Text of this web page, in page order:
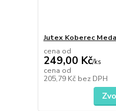
Jutex Koberec
cena od
249,00 Kč/ks
cena od
205,79 Kč bez DPH